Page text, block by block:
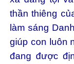
thần thiêng
làm sáng
giúp con luôn
đang được